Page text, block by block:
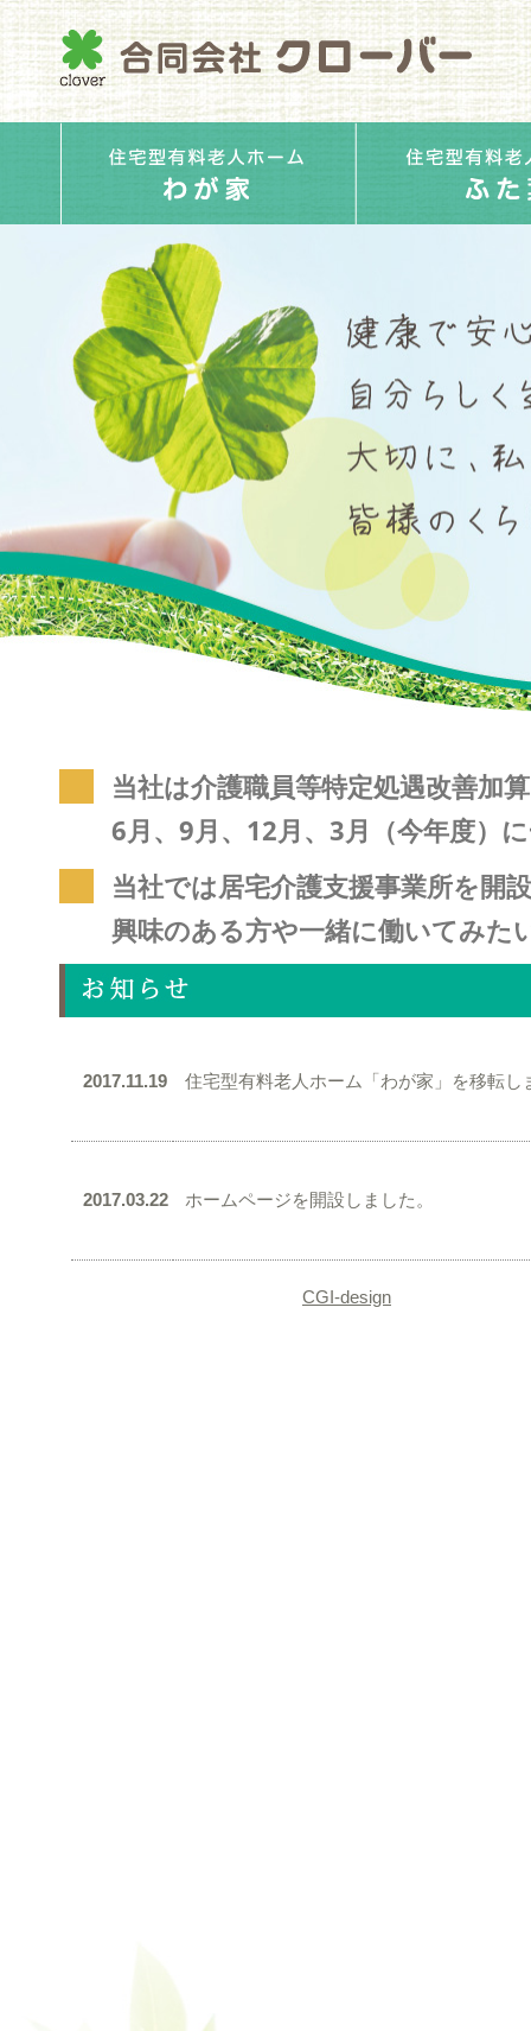
当社は介護職員等特定処遇改善加
6月、9月、12月、3月（今年度）
当社では居宅介護支援事業所を開
興味のある方や一緒に働いてみた